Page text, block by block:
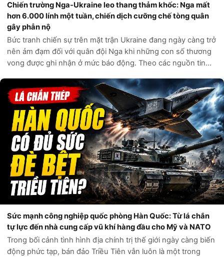
Chiến trường Nga-Ukraine leo thang thảm khốc: Nga mất
hơn 6.000 lính một tuần, chiến dịch cưỡng chế tòng quân
gây phẫn nộ
Bức tranh chiến sự trên mặt trận Ukraine đang ngày càng trở
nên ảm đạm đối với quân đội Nga khi những con số thương
vong được ghi nhận ở mức báo động. Theo các nguồn tin
vòng một tuần qua, q...
Sức mạnh công nghiệp quốc phòng Hàn Quốc: Từ lá chắn
tự lực đến nhà cung cấp vũ khí hàng đầu cho Mỹ và NATO
Trong bối cảnh tình hình địa chính trị thế giới ngày càng biến
động phức tạp, bán đảo Triều Tiên vẫn luôn là một trong